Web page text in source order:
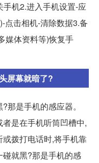
机2.进入手机设置-应
点击相机-清除数据3.备
媒体资料等)恢复手
屏幕就暗了?
那是手机的感应器。
是在手机听筒凹槽中,
拨打电话时,将手机靠
就黑?那是手机的感